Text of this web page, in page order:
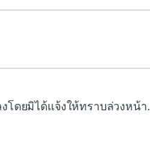
โดยมิได้แจ้งให้ทราบล่วงหน้า.